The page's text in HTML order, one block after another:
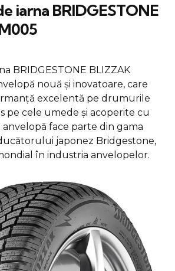
iarna BRIDGESTONE
BRIDGESTONE BLIZZAK
nouă și inovatoare, care
excelentă pe drumurile
pe cele umede și acoperite cu
anvelopă face parte din gama
japonez Bridgestone,
în industria anvelopelor.